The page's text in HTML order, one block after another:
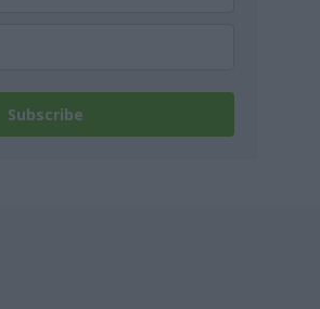
Subscribe